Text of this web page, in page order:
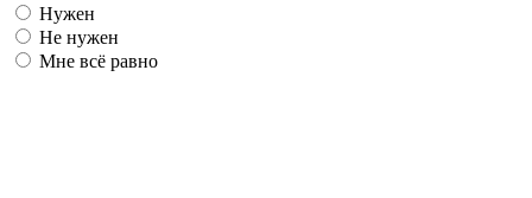
Нужен
Не нужен
Мне всё равно